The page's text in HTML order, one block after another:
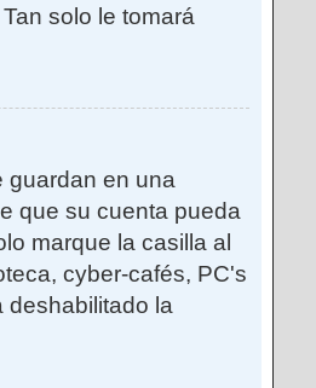
solo le tomará
guardan en una
que su cuenta pueda
marque la casilla al
cyber-cafés, PC's
deshabilitado la